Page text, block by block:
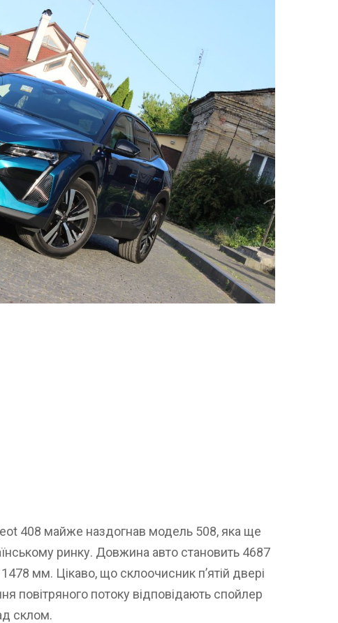
408 майже наздогнав модель 508, яка ще
ринку. Довжина авто становить 4687
мм. Цікаво, що склоочисник п’ятій двері
повітряного потоку відповідають спойлер
склом.